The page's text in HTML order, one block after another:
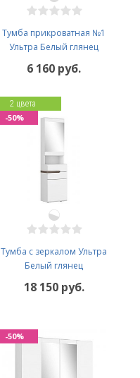
Тумба прикроватная №1
Ультра Белый глянец
6 160 руб.
Тумба с зеркалом Ультра
Белый глянец
2 цвета
18 150 руб.
-50%
-50%